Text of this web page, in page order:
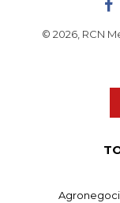
© 2026, RCN